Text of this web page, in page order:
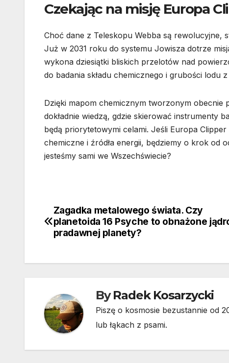
Czekając na misję Europa
Choć dane z Teleskopu Webba są rewolucyjne,
Już w 2031 roku do systemu Jowisza dotrze
wykona dziesiątki bliskich przelotów nad
do badania składu chemicznego i grubości lodu z
Dzięki mapom chemicznym tworzonym obecnie
dokładnie wiedzą, gdzie skierować instrumenty
będą priorytetowymi celami. Jeśli Europa
chemiczne i źródła energii, będziemy o krok od
jesteśmy sami we Wszechświecie?
Nawigacja
wpisu
Zagadka metalowego świata. Czy
planetoida 16 Psyche to obnażone
pradawnej planety?
ByRadek Kosarzycki
Piszę o kosmosie bezustannie od
lub łąkach z psami.